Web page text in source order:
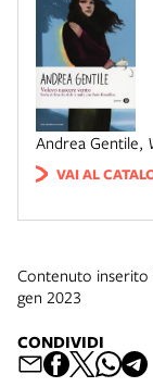
Andrea Gentile,
VAI AL
Contenuto
gen 2023
CONDIVIDI